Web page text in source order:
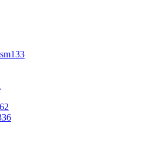
133
62